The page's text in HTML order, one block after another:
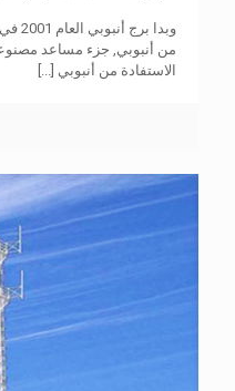
من أنبوبي, جزء مساعد
الاستفادة من أنبوبي [...]